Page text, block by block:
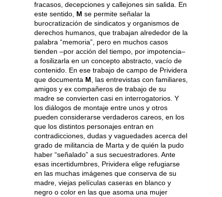
fracasos, decepciones y callejones sin salida. En
este sentido, M se permite señalar la
burocratización de sindicatos y organismos de
derechos humanos, que trabajan alrededor de la
palabra “memoria”, pero en muchos casos
tienden –por acción del tiempo, por impotencia–
a fosilizarla en un concepto abstracto, vacío de
contenido. En ese trabajo de campo de Prividera
que documenta M, las entrevistas con familiares,
amigos y ex compañeros de trabajo de su
madre se convierten casi en interrogatorios. Y
los diálogos de montaje entre unos y otros
pueden considerarse verdaderos careos, en los
que los distintos personajes entran en
contradicciones, dudas y vaguedades acerca del
grado de militancia de Marta y de quién la pudo
haber “señalado” a sus secuestradores. Ante
esas incertidumbres, Prividera elige refugiarse
en las muchas imágenes que conserva de su
madre, viejas películas caseras en blanco y
negro o color en las que asoma una mujer